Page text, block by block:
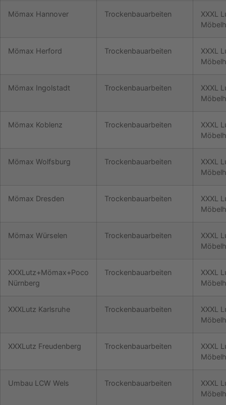
Mömax Hannover Trockenbauarbeiten
XXXL
Mömax Herford Trockenbauarbeiten
XXXL
Mömax Ingolstadt Trockenbauarbeiten
XXXL
Mömax Koblenz Trockenbauarbeiten
XXXL
Mömax Wolfsburg Trockenbauarbeiten
XXXL
Mömax Dresden Trockenbauarbeiten
XXXL
Mömax Würselen Trockenbauarbeiten
XXXL
XXXLutz+Mömax+Poco
Nürnberg
Trockenbauarbeiten
XXXL
XXXLutz Karlsruhe Trockenbauarbeiten
XXXL
XXXLutz Freudenberg Trockenbauarbeiten
XXXL
Umbau LCW Wels Trockenbauarbeiten
XXXL